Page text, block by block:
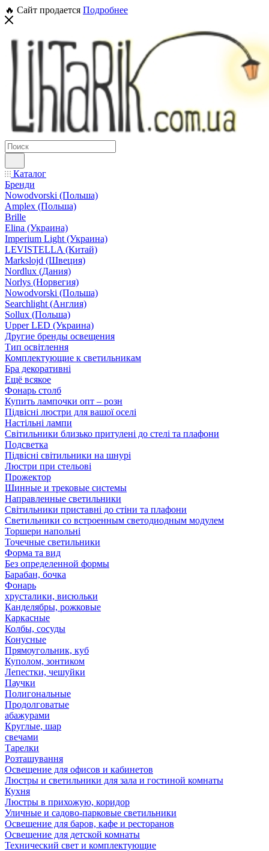
🔥 Сайт продается Подробнее
Каталог
Бренди
Nowodvorski (Польша)
Amplex (Польша)
Brille
Elina (Украина)
Imperium Light (Украина)
LEVISTELLA (Китай)
Markslojd (Швеция)
Nordlux (Дания)
Norlys (Норвегия)
Nowodvorski (Польша)
Searchlight (Англия)
Sollux (Польша)
Upper LED (Украина)
Другие бренды освещения
Тип освітлення
Комплектующие к светильникам
Бра декоративні
Ещё всякое
Фонарь столб
Купить лампочки опт – розн
Підвісні люстри для вашої оселі
Настільні лампи
Світильники близько притулені до стелі та плафони
Подсветка
Підвісні світильники на шнурі
Люстри при стельові
Прожектор
Шинные и трековые системы
Направленные светильники
Світильники приставні до стіни та плафони
Светильники со встроенным светодиодным модулем
Торшери напольні
Точечные светильники
Форма та вид
Без определенной формы
Барабан, бочка
Фонарь
хрусталики, висюльки
Канделябры, рожковые
Каркасные
Колбы, сосуды
Конусные
Прямоугольник, куб
Куполом, зонтиком
Лепестки, чешуйки
Паучки
Полигональные
Продолговатые
абажурами
Круглые, шар
свечами
Тарелки
Розташування
Освещение для офисов и кабинетов
Люстры и светильники для зала и гостиной комнаты
Кухня
Люстры в прихожую, коридор
Уличные и садово-парковые светильники
Освещение для баров, кафе и ресторанов
Освещение для детской комнаты
Технический свет и комплектующие